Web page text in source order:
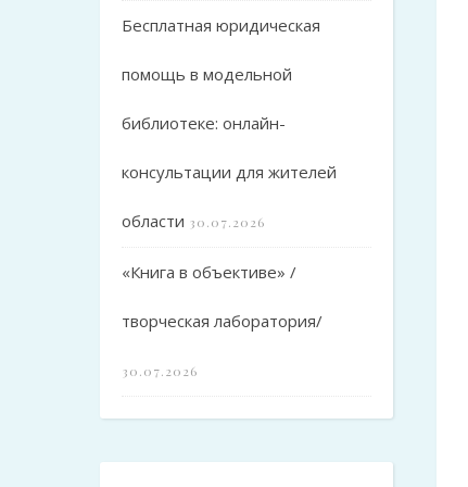
Бесплатная юридическая
помощь в модельной
библиотеке: онлайн-
консультации для жителей
области 30.07.2026
«Книга в объективе» /
творческая лаборатория/
30.07.2026